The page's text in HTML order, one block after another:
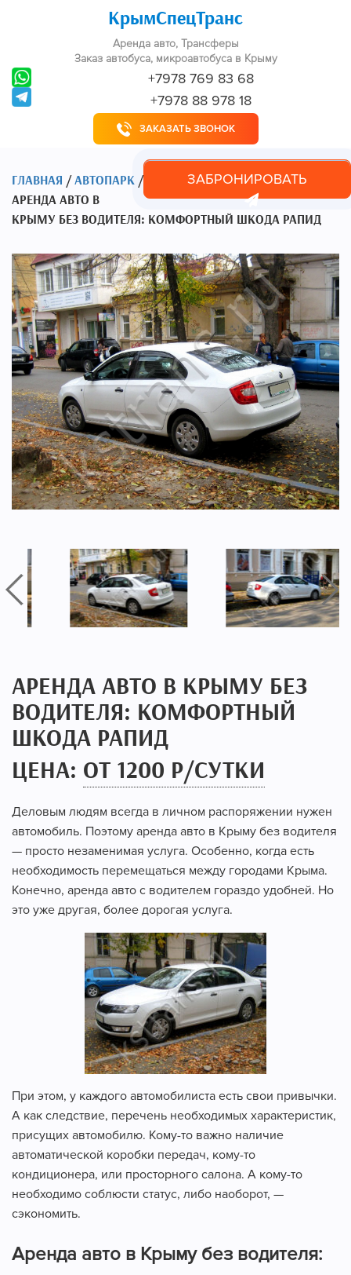
КрымСпецТранс
Аренда авто, Трансферы
Заказ автобуса, микроавтобуса в Крыму
+7978 769 83 68
+7978 88 978 18
ЗАКАЗАТЬ ЗВОНОК
ГЛАВНАЯ /АВТОПАРК /
АРЕНДА АВТО В
КРЫМУ БЕЗ ВОДИТЕЛЯ: КОМФОРТНЫЙ ШКОДА РАПИД
АРЕНДА АВТО В КРЫМУ БЕЗ
ВОДИТЕЛЯ: КОМФОРТНЫЙ
ШКОДА РАПИД
ЦЕНА: ОТ 1200 Р/СУТКИ
Деловым людям всегда в личном распоряжении нужен
автомобиль. Поэтому аренда авто в Крыму без водителя
— просто незаменимая услуга. Особенно, когда есть
необходимость перемещаться между городами Крыма.
Конечно, аренда авто с водителем гораздо удобней. Но
это уже другая, более дорогая услуга.
При этом, у каждого автомобилиста есть свои привычки.
А как следствие, перечень необходимых характеристик,
присущих автомобилю. Кому-то важно наличие
автоматической коробки передач, кому-то
кондиционера, или просторного салона. А кому-то
необходимо соблюсти статус, либо наоборот, —
сэкономить.
Аренда авто в Крыму без водителя: